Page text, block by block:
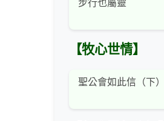
步行也屬靈
【牧心世情】
聖公會如此信（下）